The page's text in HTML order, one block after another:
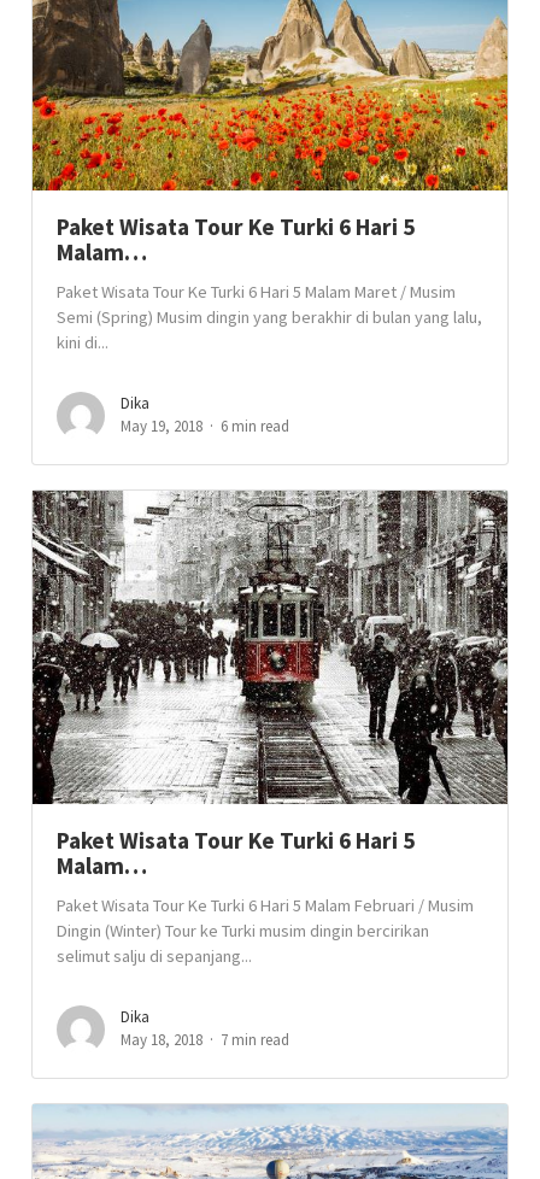
Paket Wisata Tour Ke Turki 6 Hari 5
Malam…
Paket Wisata Tour Ke Turki 6 Hari 5 Malam Maret / Musim
Semi (Spring) Musim dingin yang berakhir di bulan yang lalu,
kini di...
Dika
May 19, 2018
6 min read
Paket Wisata Tour Ke Turki 6 Hari 5
Malam…
Paket Wisata Tour Ke Turki 6 Hari 5 Malam Februari / Musim
Dingin (Winter) Tour ke Turki musim dingin bercirikan
selimut salju di sepanjang...
Dika
May 18, 2018
7 min read